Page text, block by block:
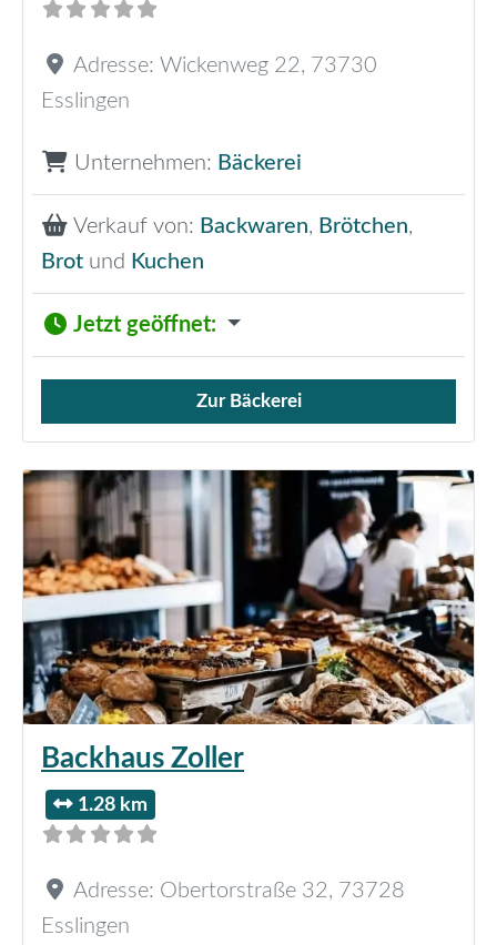
Adresse: Wickenweg 22, 73730
Esslingen
Unternehmen: Bäckerei
Verkauf von: Backwaren, Brötchen,
Brot und Kuchen
Jetzt geöffnet:
Verkauf von Brötchen,
Zur Bäckerei
Backhaus Zoller
1.28 km
Adresse: Obertorstraße 32, 73728
Esslingen